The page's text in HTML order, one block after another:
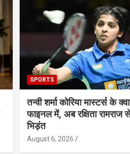
SPORTS
तन्वी शर्मा कोरिया मास्टर्स के
फाइनल में, अब रक्षिता रामराज
भिड़ंत
August 6, 2026